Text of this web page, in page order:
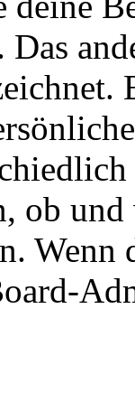
Das
ob
Wenn